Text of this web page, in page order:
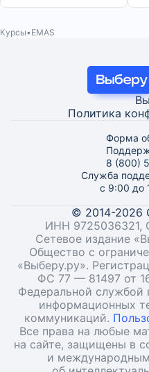
Курсы EMAS
Политика
Форма
8 (800)
Служба
с 9:00 до
© 2014-2026
ИНН 9725036321,
Сетевое издание
Общество с
«Выберу.ру».
ФС 77 — 81497 от
Федеральной службой
информационных
коммуникаций.
Все права на любые
на сайте, защищены в
и